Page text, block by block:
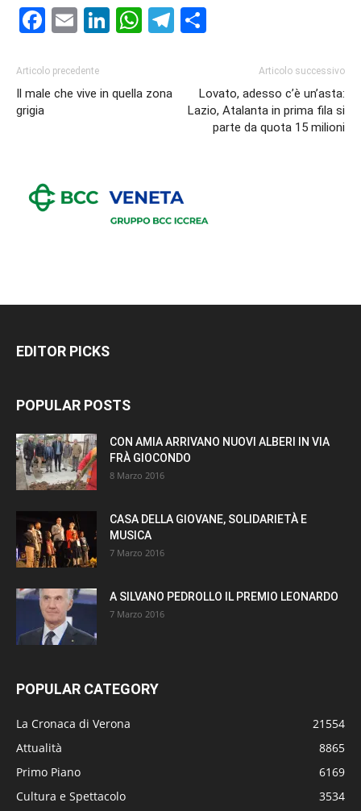
Facebook
EmailLinkedIn
WhatsApp
Telegram
Articolo precedente
Il male che vive in quella zona
grigia
Articolo successivo
Lovato, adesso c’è un’asta:
Lazio, Atalanta in prima fila si
parte da quota 15 milioni
EDITOR PICKS
POPULAR POSTS
CON AMIA ARRIVANO NUOVI ALBERI IN VIA
FRÀ GIOCONDO
8 Marzo 2016
CASA DELLA GIOVANE, SOLIDARIETÀ E
MUSICA
7 Marzo 2016
A SILVANO PEDROLLO IL PREMIO LEONARDO
7 Marzo 2016
POPULAR CATEGORY
La Cronaca di Verona
21554
Attualità
8865
Primo Piano
6169
Cultura e Spettacolo
3534